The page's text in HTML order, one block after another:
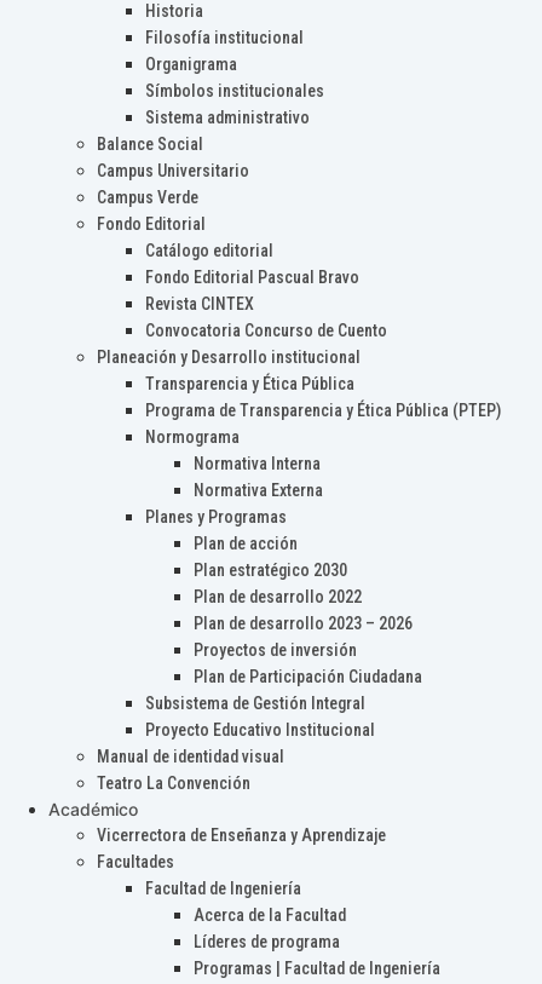
Historia
Filosofía institucional
Organigrama
Símbolos institucionales
Sistema administrativo
Balance Social
Campus Universitario
Campus Verde
Fondo Editorial
Catálogo editorial
Fondo Editorial Pascual Bravo
Revista CINTEX
Convocatoria Concurso de Cuento
Planeación y Desarrollo institucional
Transparencia y Ética Pública
Programa de Transparencia y Ética Pública (PTEP)
Normograma
Normativa Interna
Normativa Externa
Planes y Programas
Plan de acción
Plan estratégico 2030
Plan de desarrollo 2022
Plan de desarrollo 2023 – 2026
Proyectos de inversión
Plan de Participación Ciudadana
Subsistema de Gestión Integral
Proyecto Educativo Institucional
Manual de identidad visual
Teatro La Convención
Académico
Vicerrectora de Enseñanza y Aprendizaje
Facultades
Facultad de Ingeniería
Acerca de la Facultad
Líderes de programa
Programas | Facultad de Ingeniería